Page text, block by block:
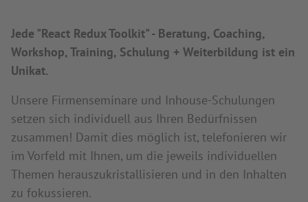
Jede "React Redux Toolkit" - Beratung, Coaching,
Workshop, Training, Schulung + Weiterbildung ist ein
Unikat.
Unsere Firmenseminare und Inhouse-Schulungen
setzen sich individuell aus Ihren Bedürfnissen
zusammen! Damit dies möglich ist, telefonieren wir
im Vorfeld mit Ihnen, um die jeweils individuellen
Themen herauszukristallisieren und in den Inhalten
zu fokussieren.